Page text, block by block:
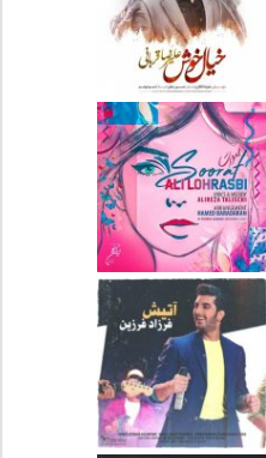
دانلود آهنگ جدید علیرضا
قربانی بنام خیال خوش
دانلود آهنگ جدید علی
لهراسبی بنام صورت